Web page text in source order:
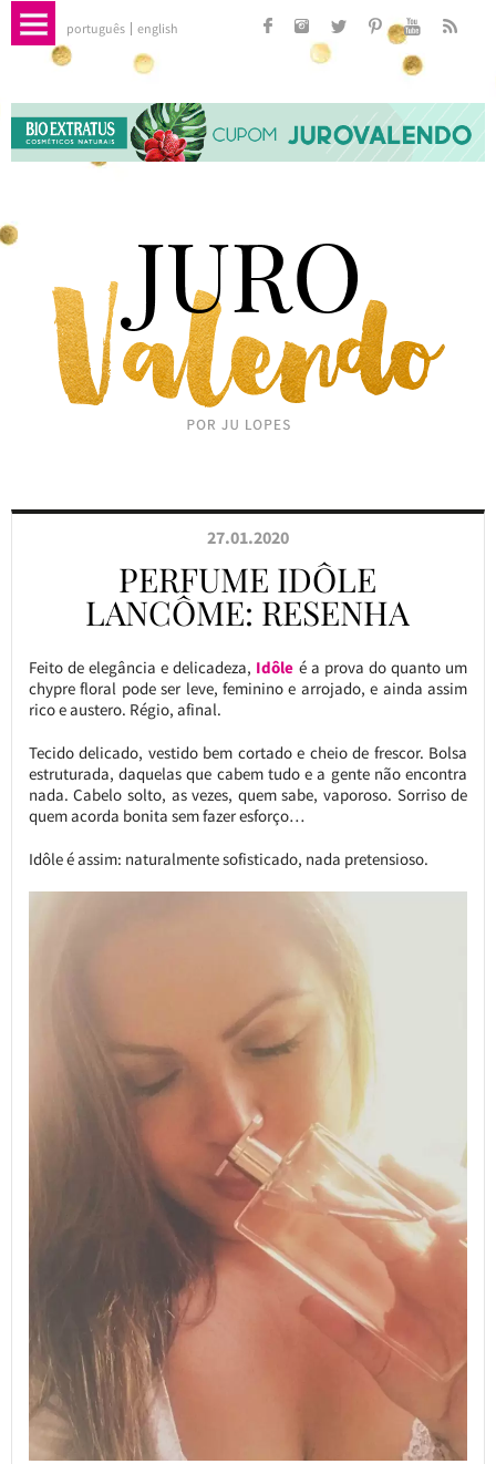
português english
27.01.2020
PERFUME IDÔLE
LANCÔME: RESENHA
Feito de elegância e delicadeza, Idôle é a prova do quanto um
chypre floral pode ser leve, feminino e arrojado, e ainda assim
rico e austero. Régio, afinal.
Tecido delicado, vestido bem cortado e cheio de frescor. Bolsa
estruturada, daquelas que cabem tudo e a gente não encontra
nada. Cabelo solto, as vezes, quem sabe, vaporoso. Sorriso de
quem acorda bonita sem fazer esforço…
Idôle é assim: naturalmente sofisticado, nada pretensioso.